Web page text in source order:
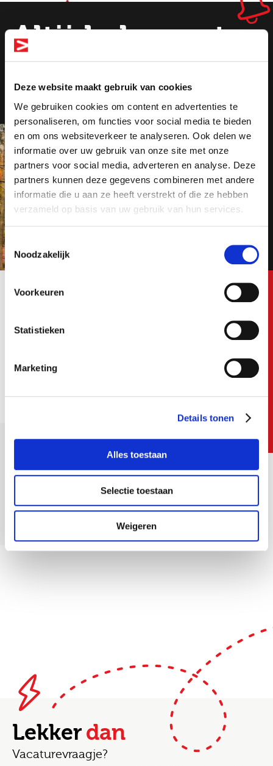
Deze website maakt gebruik van cookies
We gebruiken cookies om content en advertenties te
personaliseren, om functies voor social media te bieden
en om ons websiteverkeer te analyseren. Ook delen we
informatie over uw gebruik van onze site met onze
partners voor social media, adverteren en analyse. Deze
partners kunnen deze gegevens combineren met andere
informatie die u aan ze heeft verstrekt of die ze hebben
verzameld op basis van uw gebruik van hun services.
Toestemmingsselectie
Noodzakelijk
Voorkeuren
Statistieken
Marketing
Details tonen
Alles toestaan
Selectie toestaan
Weigeren
Altijd als eerste
op de hoogte
van de nieuwste
vacatures!
Vakgebied
Ik ga akkoord met hetprivacy statement
Zet aan
Lekkerdan
Vacaturevraagje?
Altijd als 1e op de hoogte van de
nieuwste vacatures als je een job
alert aanmaakt!
Postcode
privacy statement